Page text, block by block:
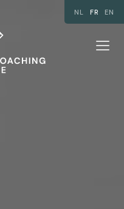
NL FR EN